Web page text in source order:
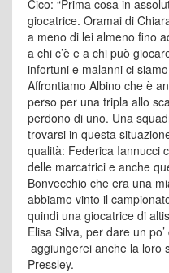
Cico: “Prima cosa in
giocatrice. Oramai di
a meno di lei almeno fino
a chi c’è e a chi può
infortuni e malanni ci
Affrontiamo Albino che è
perso per una tripla allo
perdono di uno. Una
trovarsi in questa
qualità: Federica Iannucci
delle marcatrici e anche
Bonvecchio che era una
abbiamo vinto il
quindi una giocatrice di
Elisa Silva, per dare un
aggiungerei anche la loro
Pressley.